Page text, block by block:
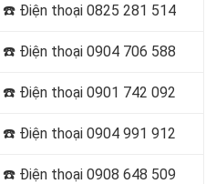
☎️ Điện thoại 0825 281 514
☎️ Điện thoại 0904 706 588
☎️ Điện thoại 0901 742 092
☎️ Điện thoại 0904 991 912
☎️ Điện thoại 0908 648 509